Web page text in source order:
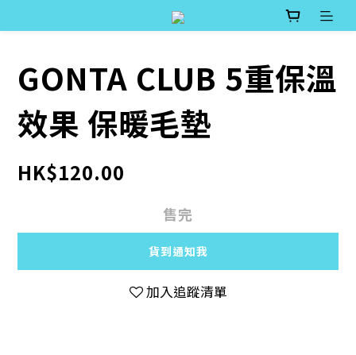
GONTA CLUB 5重保溫
效果 保暖毛墊
HK$120.00
售完
貨到通知我
加入追蹤清單